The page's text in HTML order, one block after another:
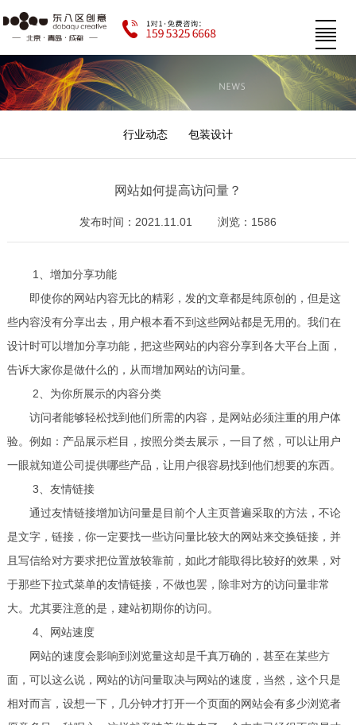
行业动态 包装设计
网站如何提高访问量？
发布时间：2021.11.01 浏览：1586
1、增加分享功能
即使你的网站内容无比的精彩，发的文章都是纯原创的，但是这
些内容没有分享出去，用户根本看不到这些网站都是无用的。我们在
设计时可以增加分享功能，把这些网站的内容分享到各大平台上面，
告诉大家你是做什么的，从而增加网站的访问量。
2、为你所展示的内容分类
访问者能够轻松找到他们所需的内容，是网站必须注重的用户体
验。例如：产品展示栏目，按照分类去展示，一目了然，可以让用户
一眼就知道公司提供哪些产品，让用户很容易找到他们想要的东西。
3、友情链接
通过友情链接增加访问量是目前个人主页普遍采取的方法，不论
是文字，链接，你一定要找一些访问量比较大的网站来交换链接，并
且写信给对方要求把位置放较靠前，如此才能取得比较好的效果，对
于那些下拉式菜单的友情链接，不做也罢，除非对方的访问量非常
大。尤其要注意的是，建站初期你的访问。
4、网站速度
网站的速度会影响到浏览量这却是千真万确的，甚至在某些方
面，可以这么说，网站的访问量取决与网站的速度，当然，这个只是
相对而言，设想一下，几分钟才打开一个页面的网站会有多少浏览者